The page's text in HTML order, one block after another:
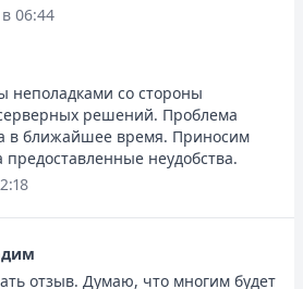
06:44
неполадками со стороны
решений. Проблема
в ближайшее время. Приносим
предоставленные неудобства.
отзыв. Думаю, что многим будет